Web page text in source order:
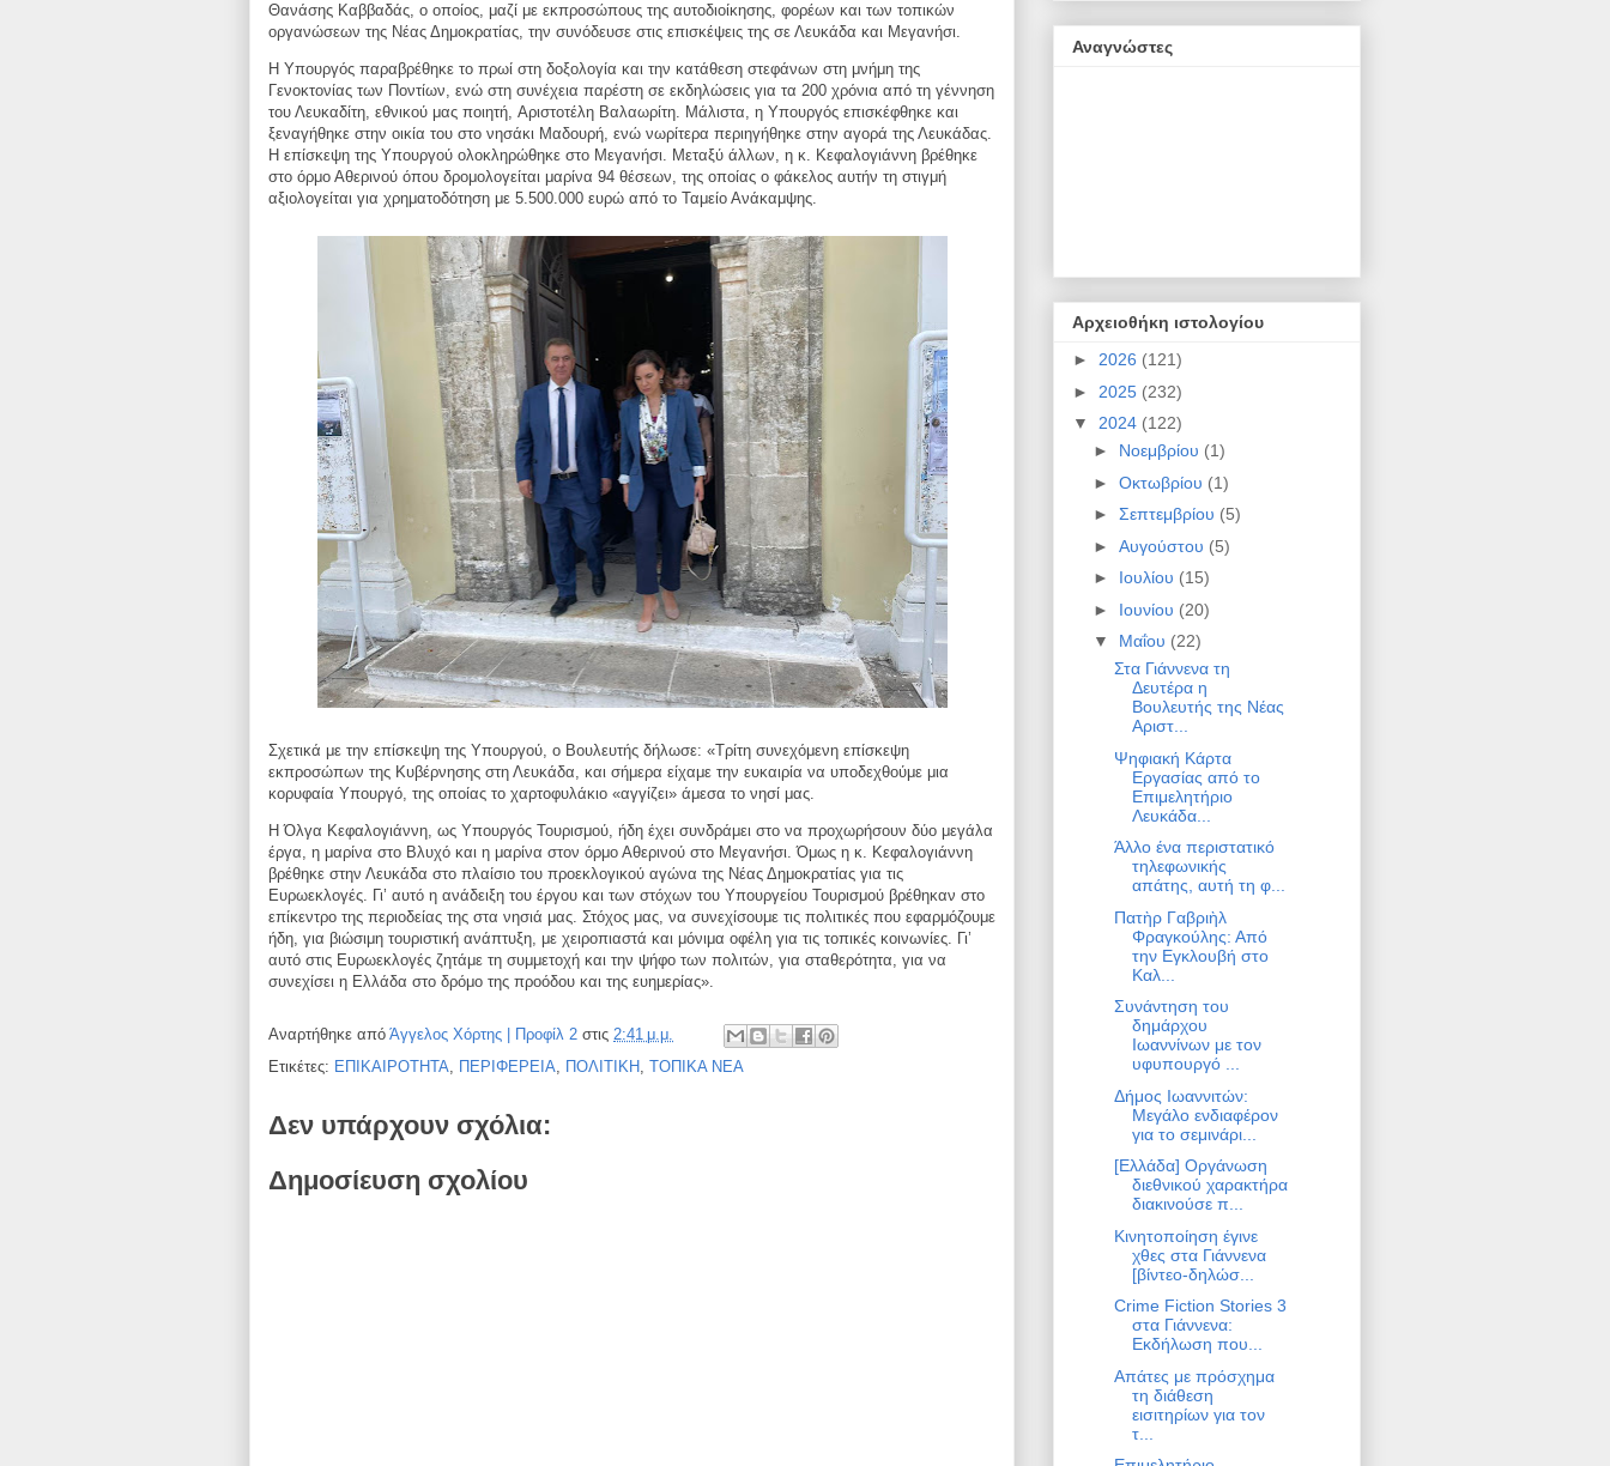
Θανάσης Καββαδάς, ο οποίος, μαζί με εκπροσώπους της αυτοδιοίκησης, φορέων και των τοπικών
οργανώσεων της Νέας Δημοκρατίας, την συνόδευσε στις επισκέψεις της σε Λευκάδα και Μεγανήσι.
H Υπουργός παραβρέθηκε το πρωί στη δοξολογία και την κατάθεση στεφάνων στη μνήμη της
Γενοκτονίας των Ποντίων, ενώ στη συνέχεια παρέστη σε εκδηλώσεις για τα 200 χρόνια από τη γέννηση
του Λευκαδίτη, εθνικού μας ποιητή, Αριστοτέλη Βαλαωρίτη. Μάλιστα, η Υπουργός επισκέφθηκε και
ξεναγήθηκε στην οικία του στο νησάκι Μαδουρή, ενώ νωρίτερα περιηγήθηκε στην αγορά της Λευκάδας.
Η επίσκεψη της Υπουργού ολοκληρώθηκε στο Μεγανήσι. Μεταξύ άλλων, η κ. Κεφαλογιάννη βρέθηκε
στο όρμο Αθερινού όπου δρομολογείται μαρίνα 94 θέσεων, της οποίας ο φάκελος αυτήν τη στιγμή
αξιολογείται για χρηματοδότηση με 5.500.000 ευρώ από το Ταμείο Ανάκαμψης.
Σχετικά με την επίσκεψη της Υπουργού, ο Βουλευτής δήλωσε: «Τρίτη συνεχόμενη επίσκεψη
εκπροσώπων της Κυβέρνησης στη Λευκάδα, και σήμερα είχαμε την ευκαιρία να υποδεχθούμε μια
κορυφαία Υπουργό, της οποίας το χαρτοφυλάκιο «αγγίζει» άμεσα το νησί μας.
Η Όλγα Κεφαλογιάννη, ως Υπουργός Τουρισμού, ήδη έχει συνδράμει στο να προχωρήσουν δύο μεγάλα
έργα, η μαρίνα στο Βλυχό και η μαρίνα στον όρμο Αθερινού στο Μεγανήσι. Όμως η κ. Κεφαλογιάννη
βρέθηκε στην Λευκάδα στο πλαίσιο του προεκλογικού αγώνα της Νέας Δημοκρατίας για τις
Ευρωεκλογές. Γι’ αυτό η ανάδειξη του έργου και των στόχων του Υπουργείου Τουρισμού βρέθηκαν στο
επίκεντρο της περιοδείας της στα νησιά μας. Στόχος μας, να συνεχίσουμε τις πολιτικές που εφαρμόζουμε
ήδη, για βιώσιμη τουριστική ανάπτυξη, με χειροπιαστά και μόνιμα οφέλη για τις τοπικές κοινωνίες. Γι’
αυτό στις Ευρωεκλογές ζητάμε τη συμμετοχή και την ψήφο των πολιτών, για σταθερότητα, για να
συνεχίσει η Ελλάδα στο δρόμο της προόδου και της ευημερίας».
Αναρτήθηκε από Άγγελος Χόρτης | Προφίλ 2 στις 2:41 μ.μ.
Ετικέτες: ΕΠΙΚΑΙΡΟΤΗΤΑ, ΠΕΡΙΦΕΡΕΙΑ, ΠΟΛΙΤΙΚΗ , ΤΟΠΙΚΑ ΝΕΑ
Δεν υπάρχουν σχόλια:
Δημοσίευση σχολίου
Αναγνώστες
Αρχειοθήκη ιστολογίου
► 2026 (121)
► 2025 (232)
▼ 2024 (122)
► Νοεμβρίου (1)
► Οκτωβρίου (1)
► Σεπτεμβρίου (5)
► Αυγούστου (5)
► Ιουλίου (15)
► Ιουνίου (20)
▼ Μαΐου (22)
Στα Γιάννενα τη
Δευτέρα η
Βουλευτής της Νέας
Αριστ...
Ψηφιακή Κάρτα
Εργασίας από το
Επιμελητήριο
Λευκάδα...
Άλλο ένα περιστατικό
τηλεφωνικής
απάτης, αυτή τη φ...
Πατὴρ Γαβριὴλ
Φραγκούλης: Από
την Εγκλουβή στο
Καλ...
Συνάντηση του
δημάρχου
Ιωαννίνων με τον
υφυπουργό ...
Δήμος Ιωαννιτών:
Μεγάλο ενδιαφέρον
για το σεμινάρι...
[Ελλάδα] Οργάνωση
διεθνικού χαρακτήρα
διακινούσε π...
Κινητοποίηση έγινε
χθες στα Γιάννενα
[βίντεο-δηλώσ...
Crime Fiction Stories 3
στα Γιάννενα:
Εκδήλωση που...
Απάτες με πρόσχημα
τη διάθεση
εισιτηρίων για τον
τ...